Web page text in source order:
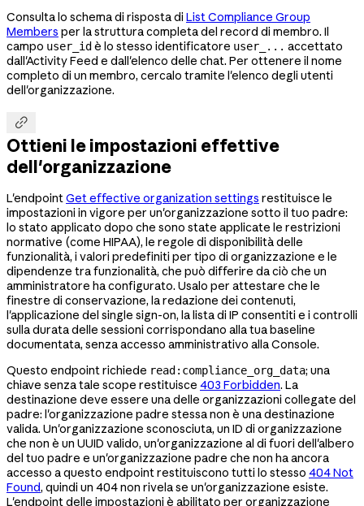
Consulta lo schema di risposta di List Compliance Group
Members per la struttura completa del record di membro. Il
campo user_id è lo stesso identificatore user_... accettato
dall'Activity Feed e dall'elenco delle chat. Per ottenere il nome
completo di un membro, cercalo tramite l'elenco degli utenti
dell'organizzazione.

Ottieni le impostazioni effettive
dell'organizzazione
L'endpointGet effective organization settings restituisce le
impostazioni in vigore per un'organizzazione sotto il tuo padre:
lo stato applicato dopo che sono state applicate le restrizioni
normative (come HIPAA), le regole di disponibilità delle
funzionalità, i valori predefiniti per tipo di organizzazione e le
dipendenze tra funzionalità, che può differire da ciò che un
amministratore ha configurato. Usalo per attestare che le
finestre di conservazione, la redazione dei contenuti,
l'applicazione del single sign-on, la lista di IP consentiti e i controlli
sulla durata delle sessioni corrispondano alla tua baseline
documentata, senza accesso amministrativo alla Console.
Questo endpoint richiede read:compliance_org_data; una
chiave senza tale scope restituisce 403 Forbidden. La
destinazione deve essere una delle organizzazioni collegate del
padre: l'organizzazione padre stessa non è una destinazione
valida. Un'organizzazione sconosciuta, un ID di organizzazione
che non è un UUID valido, un'organizzazione al di fuori dell'albero
del tuo padre e un'organizzazione padre che non ha ancora
accesso a questo endpoint restituiscono tutti lo stesso 404 Not
Found, quindi un 404 non rivela se un'organizzazione esiste.
L'endpoint delle impostazioni è abilitato per organizzazione